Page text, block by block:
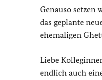
Genauso
das geplante
ehemaligen
Liebe
endlich auch